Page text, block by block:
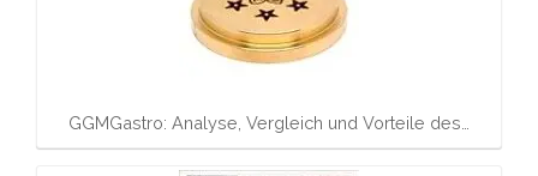
GGMGastro: Analyse, Vergleich und Vorteile des…